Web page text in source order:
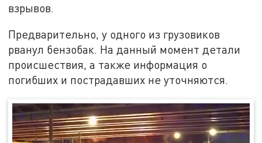
взрывов.
Предварительно, у одного из грузовиков
рванул бензобак. На данный момент детали
происшествия, а также информация о
погибших и пострадавших не уточняются.